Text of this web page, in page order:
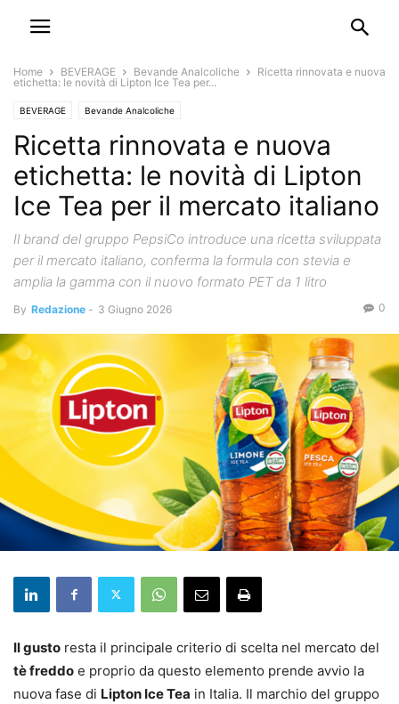
Home BEVERAGE Bevande Analcoliche
Ricetta rinnovata e nuova
etichetta: le novità di Lipton Ice Tea per...
BEVERAGE Bevande Analcoliche
Ricetta rinnovata e nuova
etichetta: le novità di Lipton
Ice Tea per il mercato italiano
Il brand del gruppo PepsiCo introduce una ricetta sviluppata
per il mercato italiano, conferma la formula con stevia e
amplia la gamma con il nuovo formato PET da 1 litro
By Redazione - 3 Giugno 2026 0
Il gusto resta il principale criterio di scelta nel mercato del
tè freddo e proprio da questo elemento prende avvio la
nuova fase di Lipton Ice Tea in Italia. Il marchio del gruppo